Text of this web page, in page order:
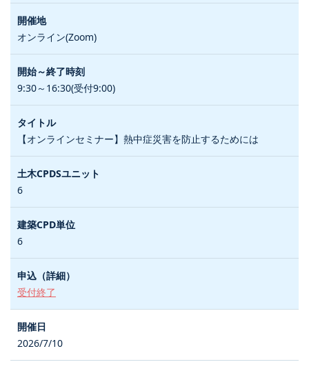
オンライン(Zoom)
9:30～16:30(受付9:00)
【オンラインセミナー】熱中症災害を防止するためには
6
6
受付終了
2026/7/10